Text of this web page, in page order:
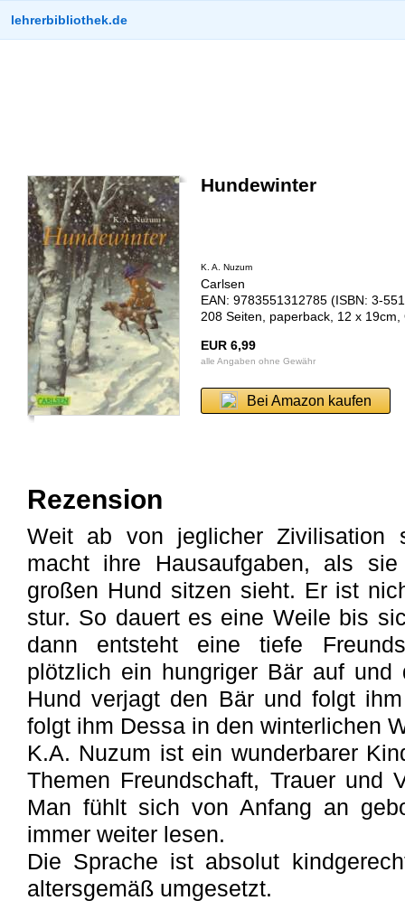
lehrerbibliothek.de
Hundewinter
K. A. Nuzum
Carlsen
EAN: 9783551312785 (ISBN: 3-
208 Seiten, paperback, 12 x 19cm,
EUR 6,99
alle Angaben ohne Gewähr
Bei Amazon kaufen
Rezension
Weit ab von jeglicher Zivilisation
macht ihre Hausaufgaben, als
großen Hund sitzen sieht. Er ist
stur. So dauert es eine Weile bis
dann entsteht eine tiefe
plötzlich ein hungriger Bär auf
Hund verjagt den Bär und folgt
folgt ihm Dessa in den winterlichen
K.A. Nuzum ist ein wunderbarer
Themen Freundschaft, Trauer und
Man fühlt sich von Anfang an
immer weiter lesen.
Die Sprache ist absolut
altersgemäß umgesetzt.